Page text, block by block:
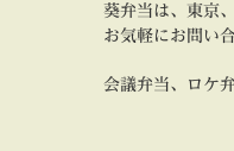
葵弁当は、東京
お気軽にお問い
会議弁当、ロケ